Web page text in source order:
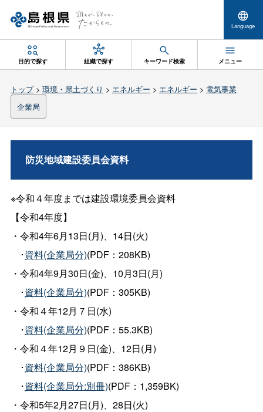
Language
目的で探す 組織で探す キーワード検索 メニュー
トップ> 環境・県土づくり > エネルギー > エネルギー > 電気事業
企業局
防災地域建設委員会資料
※令和４年度までは建設環境委員会資料
【令和4年度】
・令和4年6月13日(月)、14日(火)
･資料(企業局分)(PDF：208KB)
・令和4年9月30日(金)、10月3日(月)
･資料(企業局分)(PDF：305KB)
・令和４年12月７日(水)
･資料(企業局分)(PDF：55.3KB)
・令和４年12月９日(金)、12日(月)
･資料(企業局分)(PDF：386KB)
･資料(企業局分:別冊)(PDF：1,359BK)
・令和5年2月27日(月)、28日(火)